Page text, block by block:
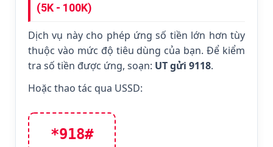
(5K - 100K)
Dịch vụ này cho phép ứng số tiền lớn hơn tùy
thuộc vào mức độ tiêu dùng của bạn. Để kiểm
tra số tiền được ứng, soạn: UT gửi 9118.
Hoặc thao tác qua USSD:
*918#